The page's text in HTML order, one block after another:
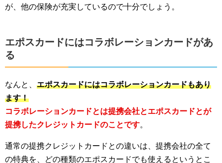
が、他の保険が充実しているので十分でしょう。
エポスカードにはコラボレーションカードがあ
る
なんと、 エポスカードにはコラボレーションカードもあり
ます！
コラボレーションカードとは提携会社とエポスカードとが
提携したクレジットカードのことです。
通常の提携クレジットカードとの違いは、提携会社の全て
の特典を、どの種類のエポスカードでも使えるというとこ